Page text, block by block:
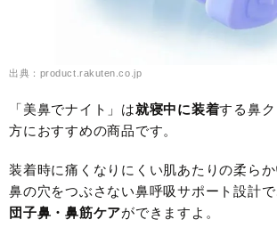
出典：product.rakuten.co.jp
「美鼻でナイト」は就寝中に装着する鼻
方におすすめの商品です。
装着時に痛くなりにくい肌あたりの柔ら
鼻の穴をつぶさない鼻呼吸サポート設計で
団子鼻・鼻筋ケアができますよ。